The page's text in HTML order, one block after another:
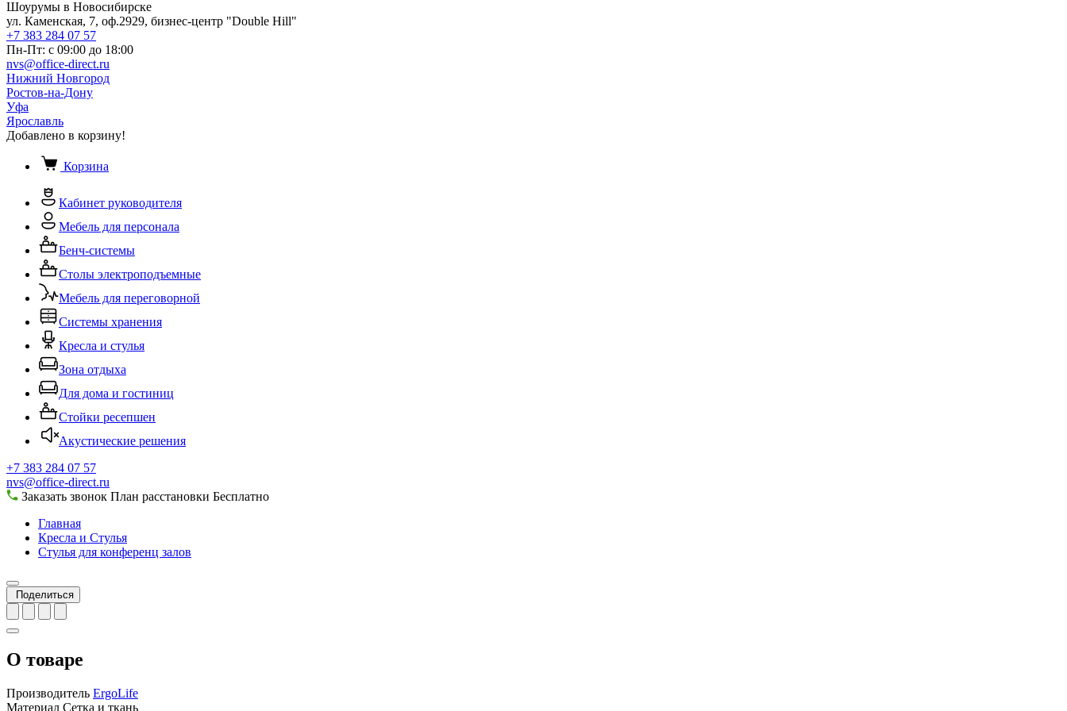
Шоурумы в Новосибирске
ул. Каменская, 7, оф.2929, бизнес-центр "Double Hill"
+7 383 284 07 57
Пн-Пт: с 09:00 до 18:00
nvs@office-direct.ru
Нижний Новгород
Ростов-на-Дону
Уфа
Ярославль
Добавлено в корзину!
Корзина
Кабинет руководителя
Мебель для персонала
Бенч-системы
Столы электроподъемные
Мебель для переговорной
Системы хранения
Кресла и стулья
Зона отдыха
Для дома и гостиниц
Стойки ресепшен
Акустические решения
+7 383 284 07 57
nvs@office-direct.ru
Заказать звонок План расстановки Бесплатно
Главная
Кресла и Стулья
Стулья для конференц залов
Поделиться
О товаре
Производитель ErgoLife
Материал Сетка и ткань